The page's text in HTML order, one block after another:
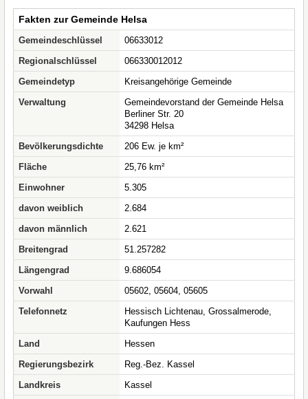
Fakten zur Gemeinde Helsa
Gemeindeschlüssel
06633012
Regionalschlüssel
066330012012
Gemeindetyp
Kreisangehörige Gemeinde
Verwaltung
Gemeindevorstand der Gemeinde Helsa
Berliner Str. 20
34298 Helsa
Bevölkerungsdichte
206 Ew. je km²
Fläche
25,76 km²
Einwohner
5.305
davon weiblich
2.684
davon männlich
2.621
Breitengrad
51.257282
Längengrad
9.686054
Vorwahl
05602, 05604, 05605
Telefonnetz
Hessisch Lichtenau, Grossalmerode,
Kaufungen Hess
Land
Hessen
Regierungsbezirk
Reg.-Bez. Kassel
Landkreis
Kassel